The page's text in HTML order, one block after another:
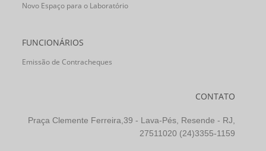
Novo Espaço para o Laboratório
FUNCIONÁRIOS
Emissão de Contracheques
CONTATO
Praça Clemente Ferreira,39 - Lava-Pés, Resende - RJ,
27511020 (24)3355-1159